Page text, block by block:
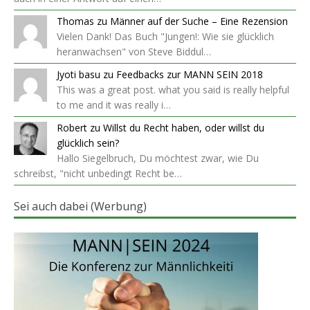
Thomas zu Männer auf der Suche – Eine Rezension
Vielen Dank! Das Buch "Jungen!: Wie sie glücklich
heranwachsen" von Steve Biddul…
Jyoti basu zu Feedbacks zur MANN SEIN 2018
This was a great post. what you said is really helpful
to me and it was really i…
Robert zu Willst du Recht haben, oder willst du
glücklich sein?
Hallo Siegelbruch, Du möchtest zwar, wie Du
schreibst, "nicht unbedingt Recht be…
Sei auch dabei (Werbung)